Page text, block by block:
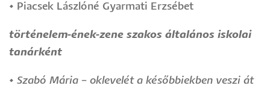
• Piacsek Lászlóné Gyarmati Erzsébet
történelem-ének-zene szakos általános iskolai
tanárként
• Szabó Mária – oklevelét a későbbiekben veszi át